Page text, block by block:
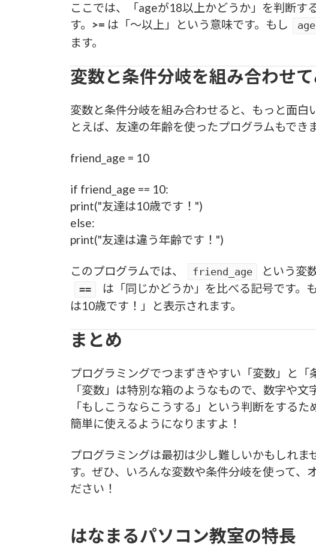
ここでは、「ageが18以上かどうか」を判断す
す。 >= は「～以上」という意味です。もし age
ます。
変数と条件分岐を組み合わせて
変数と条件分岐を組み合わせると、もっと面白
とえば、友達の年齢を使ったプログラムもできま
friend_age = 10
if friend_age == 10:
print("友達は10歳です！")
else:
print("友達は違う年齢です！")
このプログラムでは、 friend_age という変
== は「同じかどうか」を比べる記号です。
は10歳です！」と表示されます。
まとめ
プログラミングでつまずきやすい「変数」と「
「変数」は特別な箱のようなもので、数字や
「もしこうならこうする」という判断をする
簡単に使えるようになりますよ！
プログラミングは最初は少し難しいかもしれま
す。ぜひ、いろんな変数や条件分岐を使って、
ださい！
はなまるパソコン教室の特長